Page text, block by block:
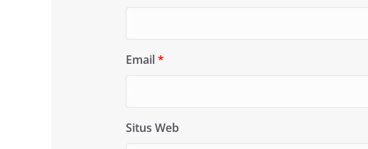
Email*
Situs Web